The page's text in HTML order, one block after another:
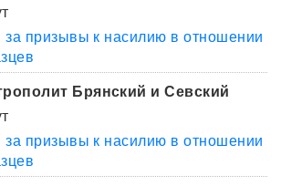
за призывы к насилию в отношении
Брянский и Севский
за призывы к насилию в отношении